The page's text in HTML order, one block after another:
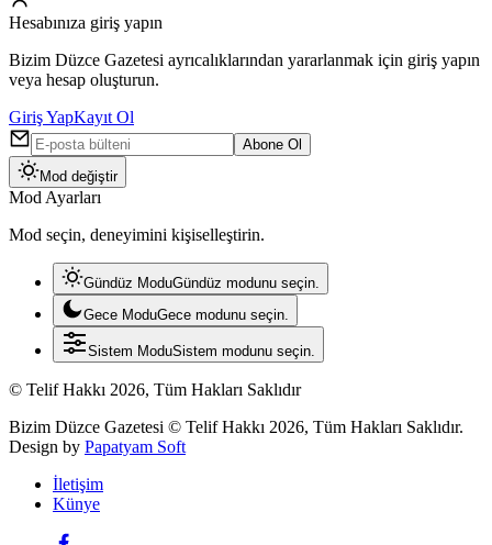
Hesabınıza giriş yapın
Bizim Düzce Gazetesi ayrıcalıklarından yararlanmak için giriş yapın
veya hesap oluşturun.
Giriş YapKayıt Ol
Abone Ol
Mod değiştir
Mod Ayarları
Mod seçin, deneyimini kişiselleştirin.
Gündüz ModuGündüz modunu seçin.
Gece ModuGece modunu seçin.
Sistem ModuSistem modunu seçin.
© Telif Hakkı 2026, Tüm Hakları Saklıdır
Bizim Düzce Gazetesi © Telif Hakkı 2026, Tüm Hakları Saklıdır.
Design by Papatyam Soft
İletişim
Künye